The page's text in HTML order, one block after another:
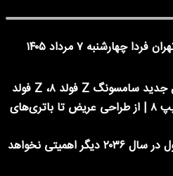
فوری | ادارات تهران فردا چهارشنبه ۷ مرداد ۱۴۰۵
معرفی سه مدل جدید سامسونگ Z فولد ۸، Z فولد
۸ اولترا و Z فلیپ ۸ | از طراحی عریض تا باتری‌های
ایلان ماسک: پول در سال ۲۰۳۶ دیگر اهمیتی نخواهد